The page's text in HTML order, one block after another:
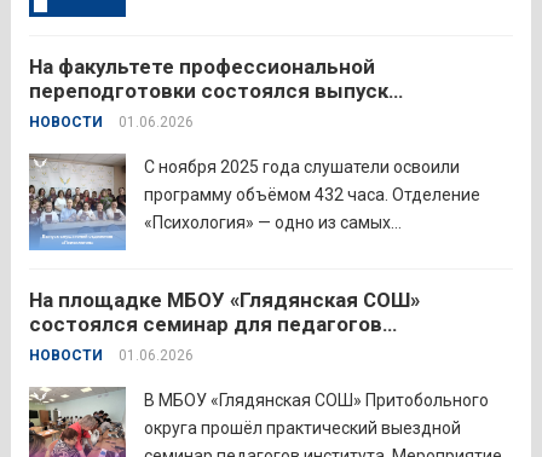
инновационными подходами в
преподавании родного языка и родной
литературы. Цели конкурса: — выявление и
распространение передового
педагогического...
Читать дальше
На факультете профессиональной
переподготовки состоялся выпуск
слушателей отделения «Психология»
НОВОСТИ 01.06.2026
С ноября 2025 года слушатели освоили
программу объёмом 432 часа. Отделение
«Психология» — одно из самых
квалифицированных педагогов-психологов в
общеобразовательных организациях. Все
выпускники успешно прошли итоговую
аттестацию в форме экзамена и получили
Читать дальше
На площадке МБОУ «Глядянская СОШ»
состоялся семинар для педагогов
Центрального образовательного округа
НОВОСТИ 01.06.2026
В МБОУ «Глядянская СОШ» Притобольного
округа прошёл практический выездной